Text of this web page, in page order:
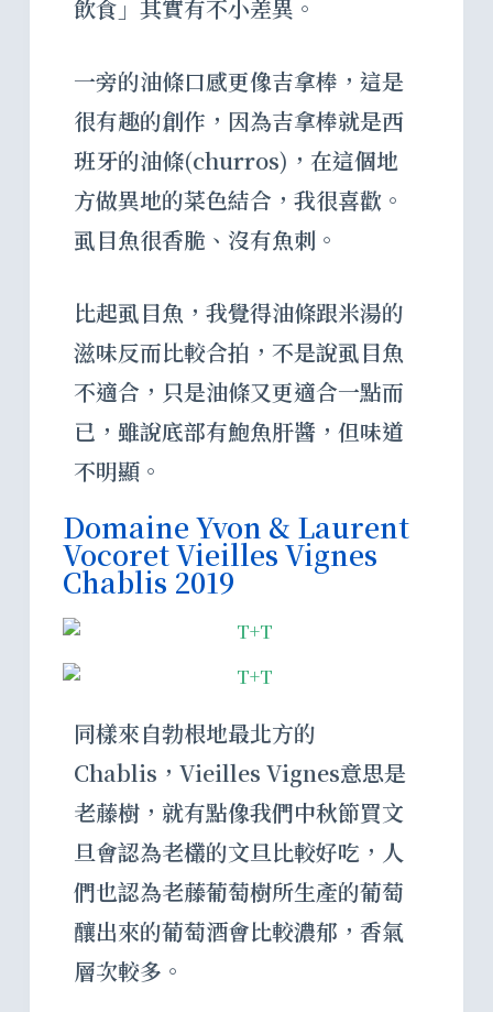
飲食」其實有不小差異。
一旁的油條口感更像吉拿棒，這是
很有趣的創作，因為吉拿棒就是西
班牙的油條(churros)，在這個地
方做異地的菜色結合，我很喜歡。
虱目魚很香脆、沒有魚刺。
比起虱目魚，我覺得油條跟米湯的
滋味反而比較合拍，不是說虱目魚
不適合，只是油條又更適合一點而
已，雖說底部有鮑魚肝醬，但味道
不明顯。
Domaine Yvon & Laurent
Vocoret Vieilles Vignes
Chablis 2019
同樣來自勃根地最北方的
Chablis，Vieilles Vignes意思是
老藤樹，就有點像我們中秋節買文
旦會認為老欉的文旦比較好吃，人
們也認為老藤葡萄樹所生產的葡萄
釀出來的葡萄酒會比較濃郁，香氣
層次較多。